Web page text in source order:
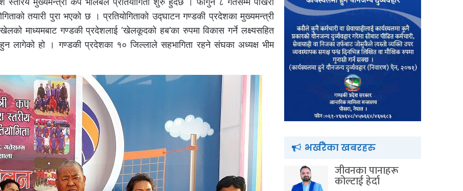
तयारी पुरा भएको छ । प्रतियोगिताको उद्घाटन गण्डकी प्रदेशका मुख्यमन्त्री
माध्यमबाट गण्डकी प्रदेशलाई ‘खेलकूदको हब’का रुपमा विकास गर्ने लक्ष्यसहित
लागेको हो । गण्डकी प्रदेशका १० जिल्लाले सहभागिता रहने संघका अध्यक्ष भीम
भर्खरैका खबरहरु
जीवनका पानाहरू
कोल्टाई हेर्दा